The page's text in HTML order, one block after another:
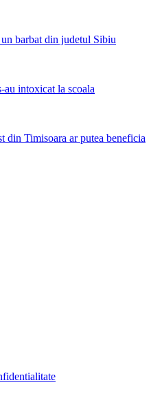
barbat din judetul Sibiu
au intoxicat la scoala
din Timisoara ar putea beneficia